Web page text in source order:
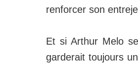
renforcer son
Et si Arthur Melo
garderait toujours